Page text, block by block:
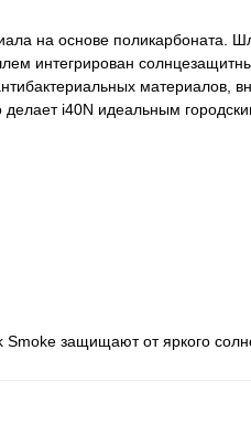
на основе поликарбоната.
интегрирован
материалов,
i40N идеальным
защищают от яркого